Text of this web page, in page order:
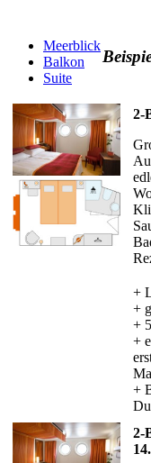
Meerblick
Balkon
Suite
2-
+
+
+
+
+
2-